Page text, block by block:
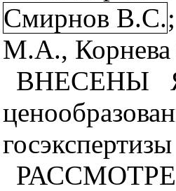
Смирнов В.С.
М.А.,
ВНЕСЕНЫ